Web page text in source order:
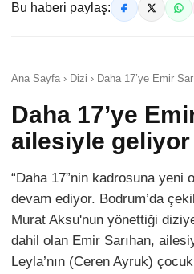
Bu haberi paylaş:
Ana Sayfa › Dizi › Daha 17’ye Emir
Daha 17’ye
ailesiyle geliyor
“Daha 17”nin kadrosuna yeni
devam ediyor. Bodrum’da
Murat Aksu'nun yönettiği
dahil olan Emir Sarıhan,
Leyla’nın (Ceren Ayruk)